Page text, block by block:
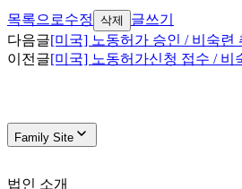
목록으로수정 삭제
글쓰기
다음글[미국] 노동허가 승인 / 비숙련
이전글[미국] 노동허가신청 접수 / 비
Family Site
법인 소개